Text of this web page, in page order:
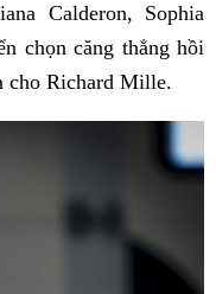
Calderon, Sophia
chọn căng thẳng hồi
cho Richard Mille.